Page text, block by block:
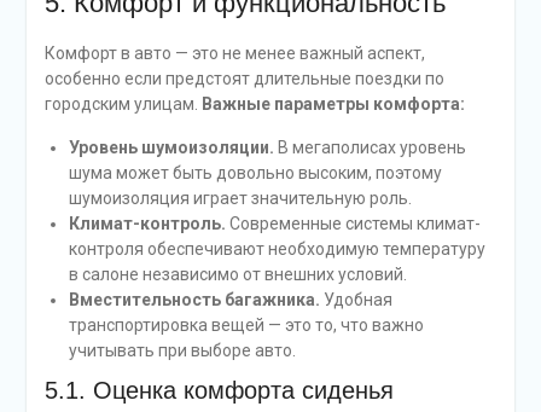
Комфорт в авто — это не менее важный аспект,
особенно если предстоят длительные поездки по
городским улицам. Важные параметры комфорта:
Уровень шумоизоляции. В мегаполисах уровень
шума может быть довольно высоким, поэтому
шумоизоляция играет значительную роль.
Климат-контроль. Современные системы климат-
контроля обеспечивают необходимую температуру
в салоне независимо от внешних условий.
Вместительность багажника. Удобная
транспортировка вещей — это то, что важно
учитывать при выборе авто.
5.1. Оценка комфорта сиденья